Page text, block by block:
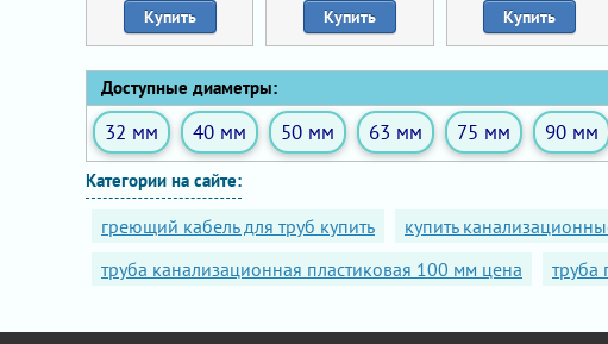
Купить Купить Купить
Доступные диаметры:
32 мм 40 мм 50 мм 63 мм 75 мм 90 мм
Категории на сайте:
греющий кабель для труб купить купить
труба канализационная пластиковая 100 мм цена
труба